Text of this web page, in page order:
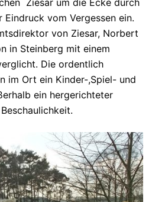
Ziesar um die Ecke durch
vom Vergessen ein.
von Ziesar, Norbert
in Steinberg mit einem
Die ordentlich
im Ort ein Kinder-,Spiel- und
ein hergerichteter